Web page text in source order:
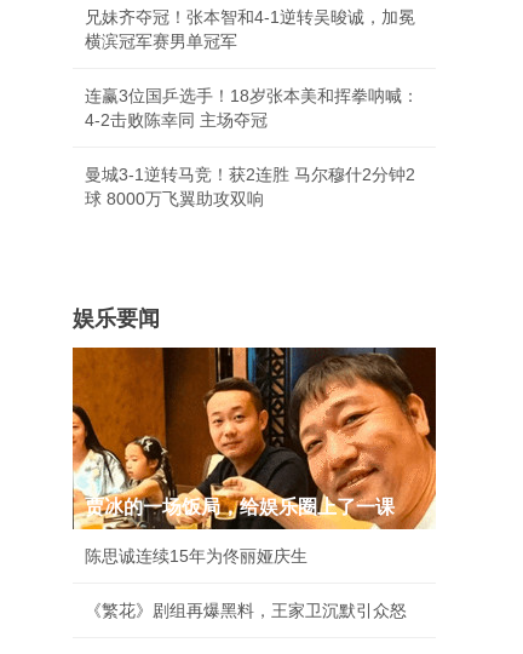
兄妹齐夺冠！张本智和4-1逆转吴晙诚，加冕
横滨冠军赛男单冠军
连赢3位国乒选手！18岁张本美和挥拳呐喊：
4-2击败陈幸同 主场夺冠
曼城3-1逆转马竞！获2连胜 马尔穆什2分钟2
球 8000万飞翼助攻双响
娱乐要闻
贾冰的一场饭局，给娱乐圈上了一课
陈思诚连续15年为佟丽娅庆生
《繁花》剧组再爆黑料，王家卫沉默引众怒